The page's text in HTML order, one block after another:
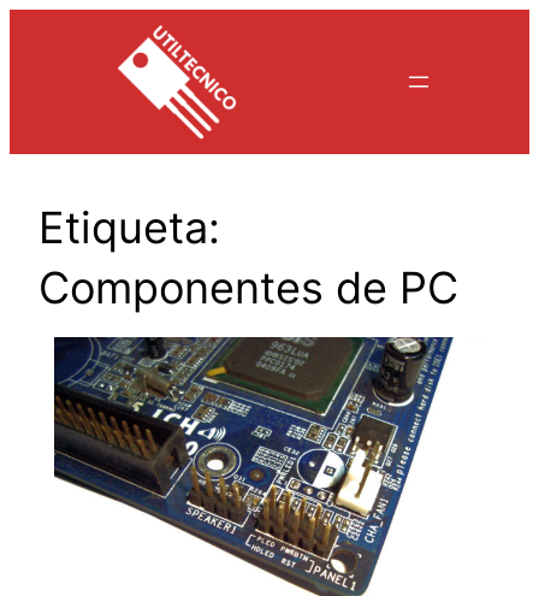
Etiqueta:
Componentes de PC